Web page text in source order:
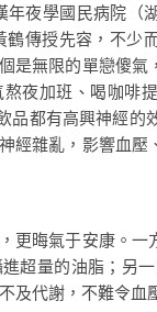
年夜學國民病院（
鶴傳授先容，不少
是無限的單戀傻氣
夜加班、喝咖啡
品都有高興神經的
經雜亂，影響血壓
晦氣于安康。一
超量的油脂；另
及代謝，不難令血